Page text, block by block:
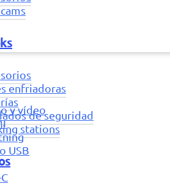
enfriadoras
de seguridad
stations
y vídeo
USB